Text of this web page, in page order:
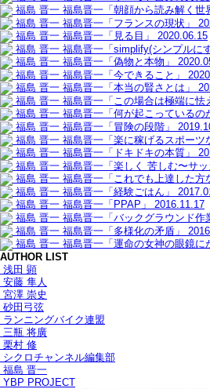
福島 晋一 福島晋一「朝顔から読み解く世
福島 晋一 福島晋一「フランスの現状」
福島 晋一 福島晋一「見る目」
2020.06.15
福島 晋一 福島晋一「simplify(シンプルに
福島 晋一 福島晋一「偽物と本物」
福島 晋一 福島晋一「今できること」
福島 晋一 福島晋一「本当の賢さとは」
福島 晋一 福島晋一「この場合は極端に怯
福島 晋一 福島晋一「何が起こっているの
福島 晋一 福島晋一「冒険の段階」
福島 晋一 福島晋一「楽に稼げるスポーツ
福島 晋一 福島晋一「ドキドキの本質」
福島 晋一 福島晋一「楽しく 苦しむ〜サ
福島 晋一 福島晋一「これでも上達した方
福島 晋一 福島晋一「経験ごはん」
福島 晋一 福島晋一「PPAP」
2016.11.17
福島 晋一 福島晋一「バックグラウンド作
福島 晋一 福島晋一「多様化の矛盾」
福島 晋一 福島晋一「運命の女神の眼鏡に
AUTHOR LIST
浅田 顕
安藤 隼人
宮澤 崇史
砂田弓弦
ランニングバイク連盟
三瓶 将廣
栗村 修
シクロチャンネル編集部
福島 晋一
YBP PROJECT